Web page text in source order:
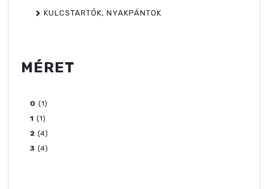
KULCSTARTÓK, NYAKPÁNTOK
MÉRET
0 (1)
1 (1)
2 (4)
3 (4)